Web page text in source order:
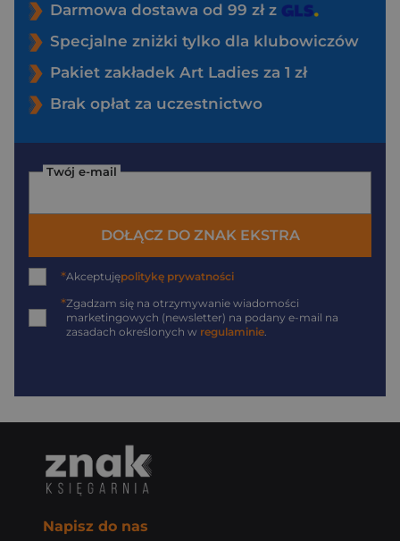
Darmowa dostawa od 99 zł z
Specjalne zniżki tylko dla klubowiczów
Pakiet zakładek Art Ladies za 1 zł
Brak opłat za uczestnictwo
Twój e-mail
DOŁĄCZ DO ZNAK EKSTRA
*Akceptujępolitykę prywatności
*Zgadzam się na otrzymywanie wiadomości
marketingowych (newsletter) na podany e-mail na
zasadach określonych w regulaminie.
Napisz do nas